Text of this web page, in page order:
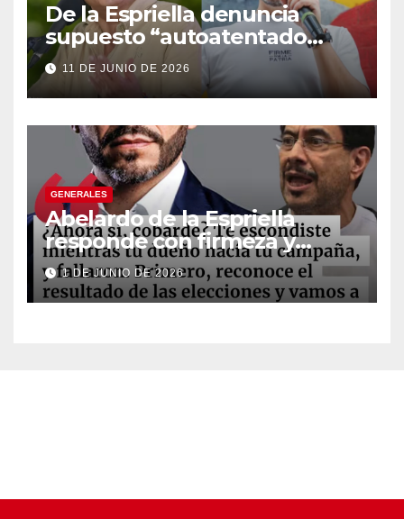
De la Espriella denuncia
supuesto “autoatentado
legislativo” tras decisión de
suspender provisionalmente
a Petro
11 DE JUNIO DE 2026
GENERALES
Abelardo de la Espriella
responde con firmeza y
fortalece su imagen de
liderazgo ante la controversia
1 DE JUNIO DE 2026